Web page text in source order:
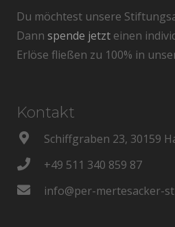
Du möchtest unsere
Dann spende jetzt einen
Erlöse fließen zu 100% in
Kontakt
Schiffgraben 23, 30159
+49 511 340 859 87
info@per-mertesacker-